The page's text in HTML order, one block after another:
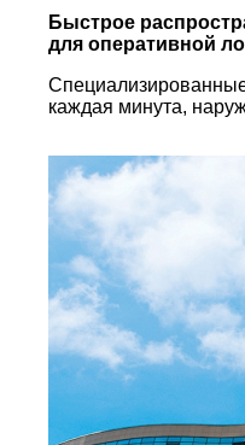
Быстрое
для оперативной
каждая минута,